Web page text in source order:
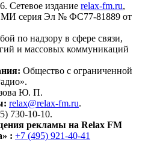
издание relax-fm.ru,
серия Эл № ФС77-81889 от
по надзору в сфере связи,
и массовых коммуникаций
Общество с ограниченной
Ю. П.
relax@relax-fm.ru.
730-10-10.
рекламы на Relax FM
: +7 (495) 921-40-41